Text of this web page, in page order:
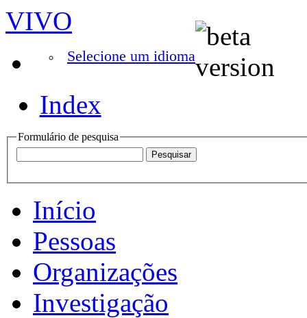
VIVO
Selecione um idioma
Index
Formulário de pesquisa
Início
Pessoas
Organizações
Investigação